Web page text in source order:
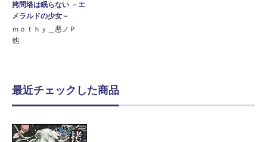
拷問塔は眠らない －エ
メラルドの少女－
ｍｏｔｈｙ＿悪ノＰ
他
最近チェックした商品